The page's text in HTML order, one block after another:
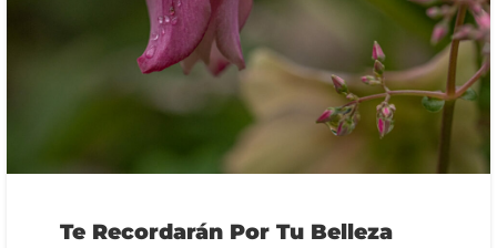
Te Recordarán Por Tu Belleza